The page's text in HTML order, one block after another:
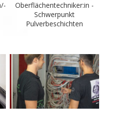
Oberflächentechniker:in -
Schwerpunkt
Pulverbeschichten